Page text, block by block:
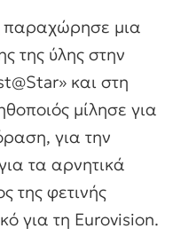
παραχώρησε μια
της ύλης στην
και στη
μίλησε για
για την
τα αρνητικά
της φετινής
για τη Eurovision.